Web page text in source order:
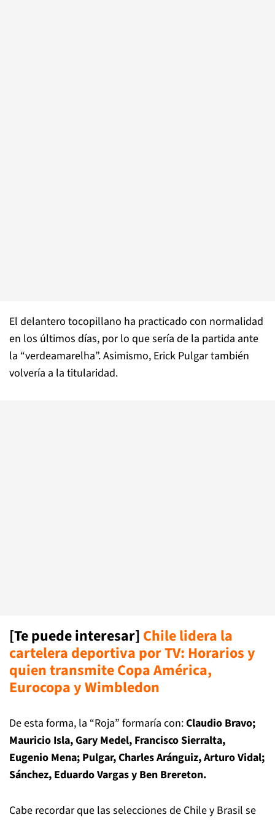
El delantero tocopillano ha practicado con normalidad
en los últimos días, por lo que sería de la partida ante
la “verdeamarelha”. Asimismo, Erick Pulgar también
volvería a la titularidad.
[Te puede interesar] Chile lidera la
cartelera deportiva por TV: Horarios y
quien transmite Copa América,
Eurocopa y Wimbledon
De esta forma, la “Roja” formaría con:Claudio Bravo;
Mauricio Isla, Gary Medel, Francisco Sierralta,
Eugenio Mena; Pulgar, Charles Aránguiz, Arturo Vidal;
Sánchez, Eduardo Vargas y Ben Brereton.
Cabe recordar que las selecciones de Chile y Brasil se